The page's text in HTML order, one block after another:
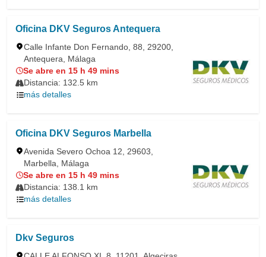
Oficina DKV Seguros Antequera
Calle Infante Don Fernando, 88, 29200,
Antequera, Málaga
Se abre en 15 h 49 mins
Distancia: 132.5 km
más detalles
Oficina DKV Seguros Marbella
Avenida Severo Ochoa 12, 29603,
Marbella, Málaga
Se abre en 15 h 49 mins
Distancia: 138.1 km
más detalles
Dkv Seguros